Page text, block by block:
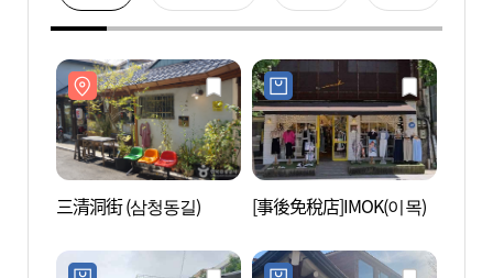
三清洞街 (삼청동길) [事後免稅店]IMOK(이목)